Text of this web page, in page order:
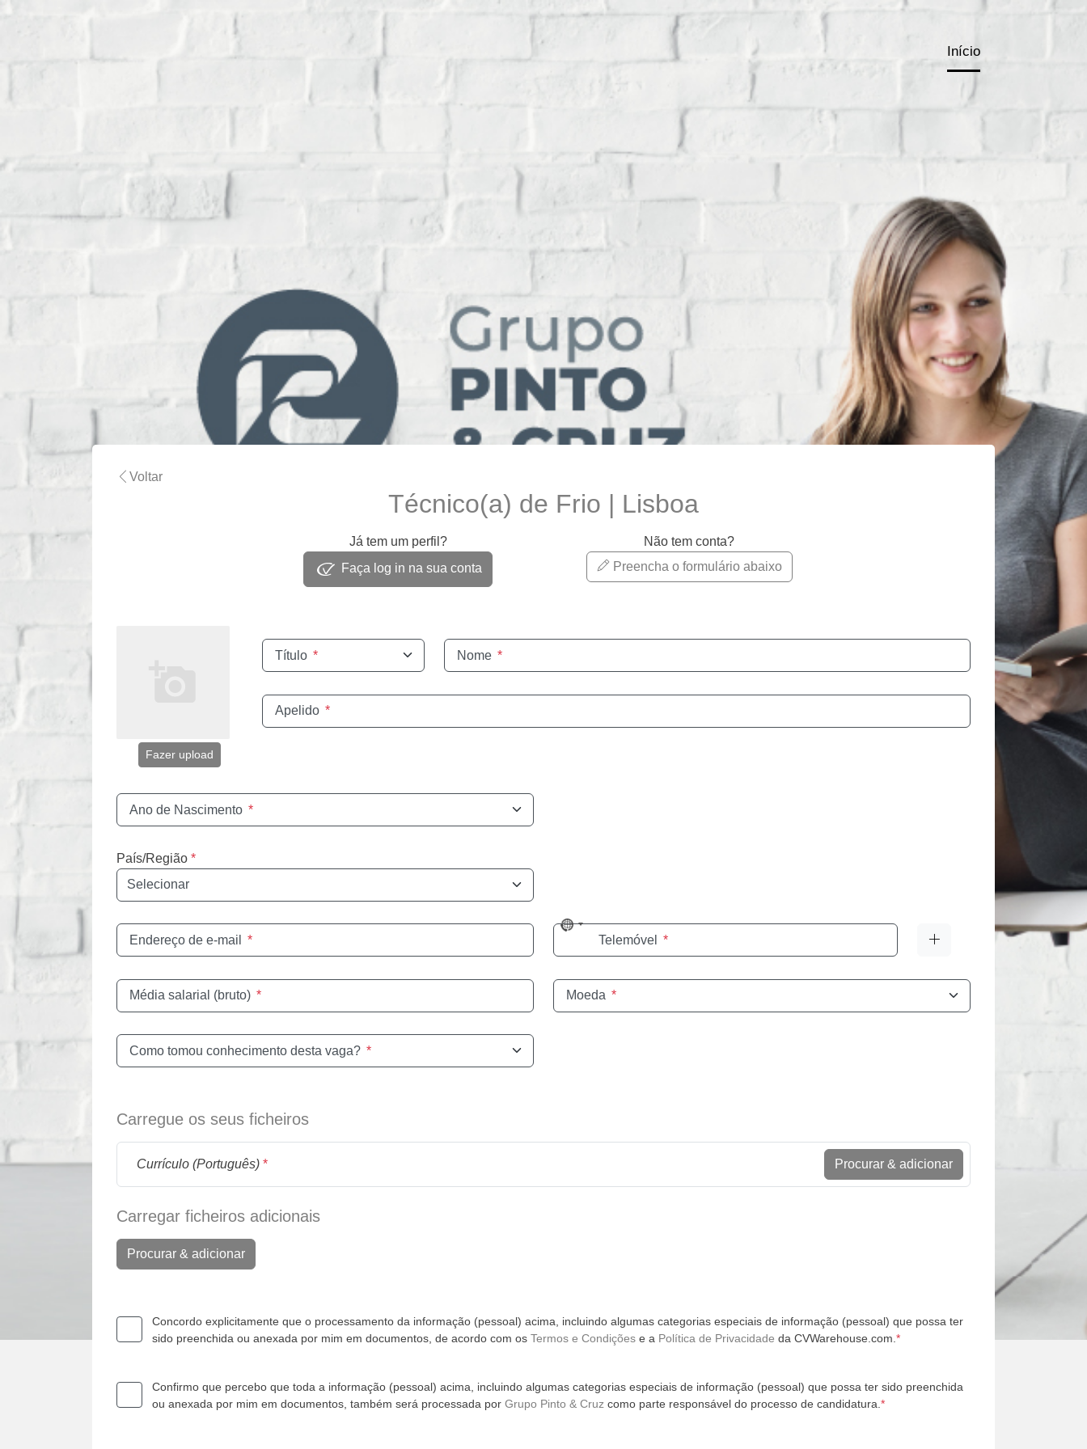
Início
Voltar
Técnico(a) de Frio | Lisboa
Já tem um perfil?
Faça log in na sua conta
Não tem conta?
Preencha o formulário abaixo
Fazer upload
Título * Nome *
Apelido *
Ano de Nascimento *
País/Região *
Endereço de e-mail *
No
countryTelemóvel *
Média salarial (bruto) * Moeda *
Como tomou conhecimento desta vaga? *
Carregue os seus ficheiros
Currículo (Português) * Procurar & adicionar
Carregar ficheiros adicionais
Procurar & adicionar
Concordo explicitamente que o processamento da informação (pessoal) acima, incluindo algumas categorias especiais de informação (pessoal) que possa ter
sido preenchida ou anexada por mim em documentos, de acordo com os Termos e Condições e a Política de Privacidade da CVWarehouse.com. *
Confirmo que percebo que toda a informação (pessoal) acima, incluindo algumas categorias especiais de informação (pessoal) que possa ter sido preenchida
ou anexada por mim em documentos, também será processada por Grupo Pinto & Cruz como parte responsável do processo de candidatura. *